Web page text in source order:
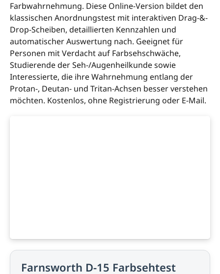
Farbwahrnehmung. Diese Online-Version bildet den
klassischen Anordnungstest mit interaktiven Drag-&-
Drop-Scheiben, detaillierten Kennzahlen und
automatischer Auswertung nach. Geeignet für
Personen mit Verdacht auf Farbsehschwäche,
Studierende der Seh-/Augenheilkunde sowie
Interessierte, die ihre Wahrnehmung entlang der
Protan-, Deutan- und Tritan-Achsen besser verstehen
möchten. Kostenlos, ohne Registrierung oder E-Mail.
Farnsworth D-15 Farbsehtest